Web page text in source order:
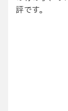
評です。